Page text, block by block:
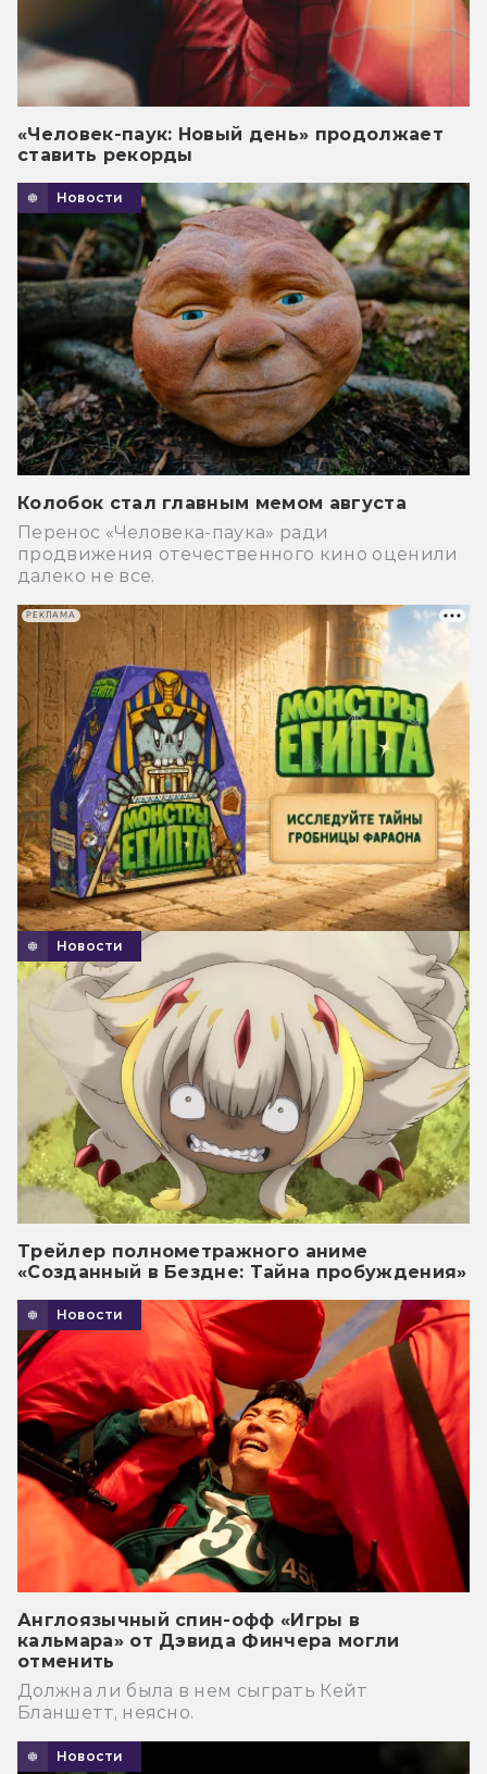
«Человек-паук: Новый день» продолжает
ставить рекорды
Новости
Колобок стал главным мемом августа
Перенос «Человека-паука» ради
продвижения отечественного кино оценили
далеко не все.
Новости
Трейлер полнометражного аниме
«Созданный в Бездне: Тайна пробуждения»
Новости
Англоязычный спин-офф «Игры в
кальмара» от Дэвида Финчера могли
отменить
Должна ли была в нем сыграть Кейт
Бланшетт, неясно.
Новости
РЕКЛАМА